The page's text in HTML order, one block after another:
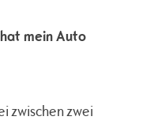
mein Auto
zwischen zwei